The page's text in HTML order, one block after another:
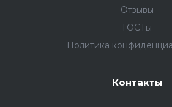
Отзывы
ГОСТы
Политика
Контакты